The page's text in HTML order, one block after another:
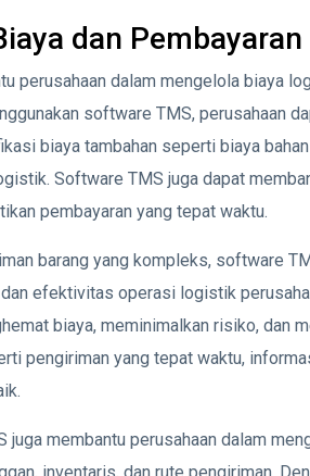
dan Pembayaran
perusahaan dalam mengelola biaya
software TMS, perusahaan
biaya tambahan seperti biaya
Software TMS juga dapat
pembayaran yang tepat waktu.
barang yang kompleks, software
efektivitas operasi logistik
biaya, meminimalkan risiko, dan
pengiriman yang tepat waktu,
juga membantu perusahaan dalam